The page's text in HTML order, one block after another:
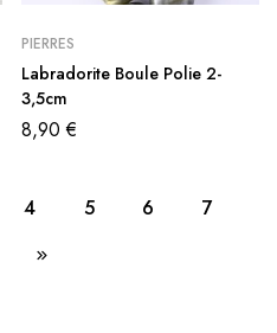
PIERRES
Labradorite Boule Polie 2-
3,5cm
8,90€
4 5 6
7